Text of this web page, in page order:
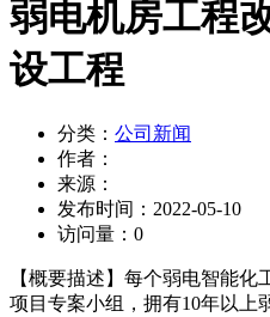
弱电机房工程
设工程
分类： 公司新闻
作者：
来源：
发布时间： 2022-05-10
访问量： 0
【概要描述】 每个弱电智能化
项目专案小组，拥有10年以上